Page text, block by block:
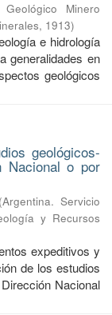
Minero
, 1913)
e hidrología
generalidades en
geológicos
geológicos-
Nacional o por
(Argentina. Servicio
y Recursos
expeditivos y
de los estudios
Nacional